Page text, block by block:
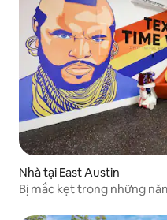
Nhà tại East Austin
Bị mắc kẹt trong những